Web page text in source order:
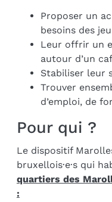
Proposer un
besoins des
Leur offrir un
autour d’un
Stabiliser leur
Trouver
d’emploi, de
Pour qui ?
Le dispositif
bruxellois·e·s qui
quartiers des
: